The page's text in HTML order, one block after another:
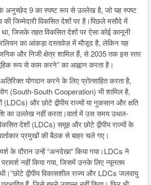
अनुच्छेद 9 का स्पष्ट रूप से उल्लेख है, जो यह स्पष्ट
की जिम्मेदारी विकसित देशों पर है।पिछले मसौदे में
जिसके तहत विकसित देशों पर ऐसा कोई कानूनी
का आंकड़ा दस्तावेज़ में मौजूद है, लेकिन यह
और निजी क्षेत्र शामिल हैं, से 2035 तक इस स्तर
रूप से काम करने” का आह्वान करता है।
योगदान करने के लिए प्रोत्साहित करता है,
(South-South Cooperation) भी शामिल है,
और छोटे द्वीपीय राज्यों या नुकसान और क्षति
का उल्लेख नहीं करता।वार्ता में उस समय उथल-
देशों (LDCs) समूह और छोटे द्वीपीय राज्यों के
प्रमुखों की बैठक से बाहर चले गए।
के दौरान उन्हें “अनदेखा” किया गया।LDCs ने
नहीं किया गया, जिसमें उनके लिए न्यूनतम
द्वीपीय विकासशील राज्य और LDCs जलवायु